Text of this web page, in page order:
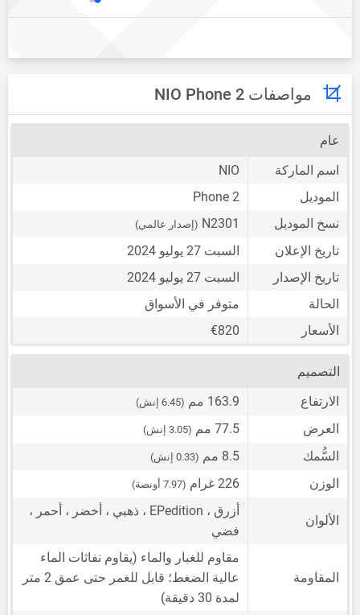
مواصفات NIO Phone 2
عام
اسم الماركة
NIO
الموديل
Phone 2
نسخ الموديل
N2301 (إصدار عالمي)
تاريخ الإعلان
السبت 27 يوليو 2024
تاريخ الإصدار
السبت 27 يوليو 2024
الحالة
متوفر في الأسواق
الأسعار
€820
التصميم
الارتفاع
163.9 مم (6.45 إنش)
العرض 77.5 مم (3.05 إنش)
السُّمك 8.5 مم (0.33 إنش)
الوزن 226 غرام (7.97 أونصة)
الألوان
أزرق ، EPedition ، ذهبي ، أخضر ، أحمر ،
فضي
المقاومة
مقاوم للغبار والماء (يقاوم نفاثات الماء
عالية الضغط؛ قابل للغمر حتى عمق 2 متر
لمدة 30 دقيقة)